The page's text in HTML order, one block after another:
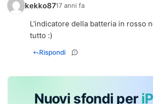
kekko8717 anni fa
L'indicatore della batteria in rosso
tutto :)
Rispondi
Nuovi sfondi per